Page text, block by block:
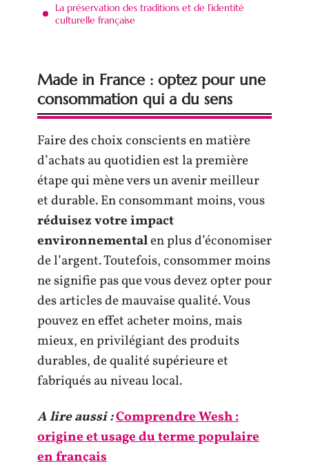
La préservation des traditions et de l’identité
culturelle française
Made in France : optez pour une
consommation qui a du sens
Faire des choix conscients en matière
d’achats au quotidien est la première
étape qui mène vers un avenir meilleur
et durable. En consommant moins, vous
réduisez votre impact
environnementalen plus d’économiser
de l’argent. Toutefois, consommer moins
ne signifie pas que vous devez opter pour
des articles de mauvaise qualité. Vous
pouvez en effet acheter moins, mais
mieux, en privilégiant des produits
durables, de qualité supérieure et
fabriqués au niveau local.
A lire aussi :Comprendre Wesh :
origine et usage du terme populaire
en français